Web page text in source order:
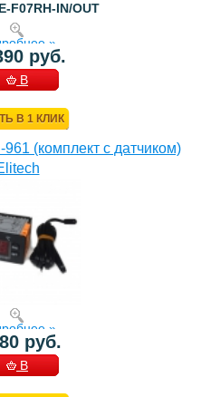
F07RH-IN/OUT
»
руб.
В
В 1 КЛИК
(комплект c датчиком)
»
руб.
В